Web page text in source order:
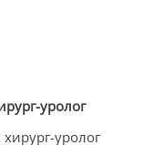
уролог